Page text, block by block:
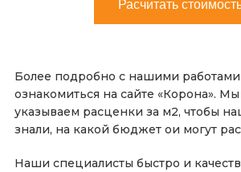
Более подробно с нашими
ознакомиться на сайте «Корона». Мы
указываем расценки за м2, чтобы
знали, на какой бюджет ои могут
Наши специалисты быстро и